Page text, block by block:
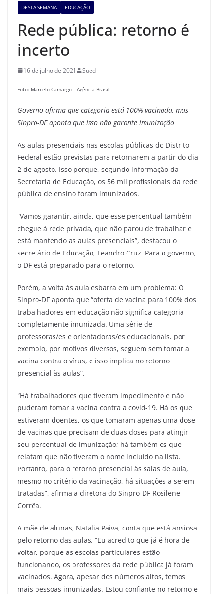
DESTA SEMANA EDUCAÇÃO
Rede pública: retorno é
incerto
16 de julho de 2021 Sued
Foto: Marcelo Camargo – Agência Brasil
Governo afirma que categoria está 100% vacinada, mas
Sinpro-DF aponta que isso não garante imunização
As aulas presenciais nas escolas públicas do Distrito
Federal estão previstas para retornarem a partir do dia
2 de agosto. Isso porque, segundo informação da
Secretaria de Educação, os 56 mil profissionais da rede
pública de ensino foram imunizados.
“Vamos garantir, ainda, que esse percentual também
chegue à rede privada, que não parou de trabalhar e
está mantendo as aulas presenciais”, destacou o
secretário de Educação, Leandro Cruz. Para o governo,
o DF está preparado para o retorno.
Porém, a volta às aula esbarra em um problema: O
Sinpro-DF aponta que “oferta de vacina para 100% dos
trabalhadores em educação não significa categoria
completamente imunizada. Uma série de
professoras/es e orientadoras/es educacionais, por
exemplo, por motivos diversos, seguem sem tomar a
vacina contra o vírus, e isso implica no retorno
presencial às aulas”.
“Há trabalhadores que tiveram impedimento e não
puderam tomar a vacina contra a covid-19. Há os que
estiveram doentes, os que tomaram apenas uma dose
de vacinas que precisam de duas doses para atingir
seu percentual de imunização; há também os que
relatam que não tiveram o nome incluído na lista.
Portanto, para o retorno presencial às salas de aula,
mesmo no critério da vacinação, há situações a serem
tratadas”, afirma a diretora do Sinpro-DF Rosilene
Corrêa.
A mãe de alunas, Natalia Paiva, conta que está ansiosa
pelo retorno das aulas. “Eu acredito que já é hora de
voltar, porque as escolas particulares estão
funcionando, os professores da rede pública já foram
vacinados. Agora, apesar dos números altos, temos
mais pessoas imunizadas. Estou confiante no retorno e